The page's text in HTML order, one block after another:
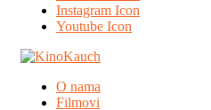
Instagram Icon
Youtube Icon
O nama
Filmovi